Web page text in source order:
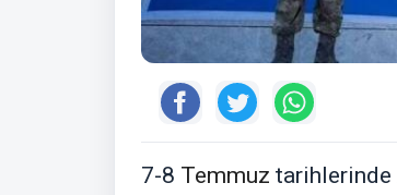
7-8 Temmuz tarihlerinde